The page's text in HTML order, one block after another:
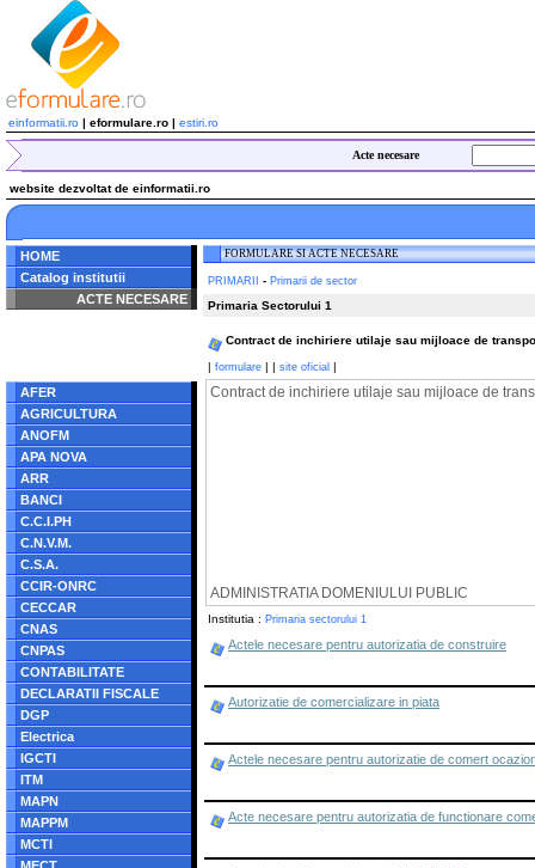
einformatii.ro | eformulare.ro | estiri.ro
Acte necesare
website dezvoltat de einformatii.ro
HOME
Catalog institutii
ACTE NECESARE
/home/eformulare.ro/public_html/navigare/stanga.php
AFER
AGRICULTURA
ANOFM
APA NOVA
ARR
BANCI
C.C.I.PH
C.N.V.M.
C.S.A.
CCIR-ONRC
CECCAR
CNAS
CNPAS
CONTABILITATE
DECLARATII FISCALE
DGP
Electrica
IGCTI
ITM
MAPN
MAPPM
MCTI
FORMULARE SI ACTE NECESARE
PRIMARII - Primarii de sector
Primaria Sectorului 1
Contract de inchiriere utilaje sau mijloace de
| formulare | | site oficial |
Contract de inchiriere utilaje sau mijloace de
ADMINISTRATIA DOMENIULUI PUBLIC
Institutia : Primaria sectorului 1
Actele necesare pentru autorizatia de construire
Autorizatie de comercializare in piata
Actele necesare pentru autorizatie de comert
Acte necesare pentru autorizatia de functionare